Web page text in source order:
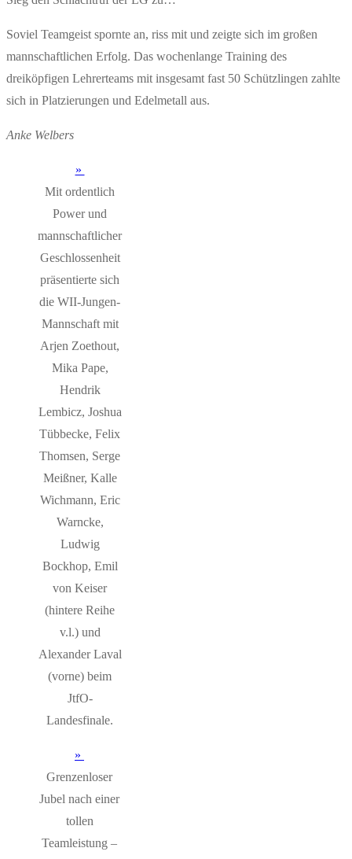
Soviel Teamgeist spornte an, riss mit und zeigte sich im großen
mannschaftlichen Erfolg. Das wochenlange Training des
dreiköpfigen Lehrerteams mit insgesamt fast 50 Schützlingen zahlte
sich in Platzierungen und Edelmetall aus.
Anke Welbers
Mit ordentlich
Power und
mannschaftlicher
Geschlossenheit
präsentierte sich
die WII-Jungen-
Mannschaft mit
Arjen Zoethout,
Mika Pape,
Hendrik
Lembicz, Joshua
Tübbecke, Felix
Thomsen, Serge
Meißner, Kalle
Wichmann, Eric
Warncke,
Ludwig
Bockhop, Emil
von Keiser
(hintere Reihe
v.l.) und
Alexander Laval
(vorne) beim
JtfO-
Landesfinale.
Grenzenloser
Jubel nach einer
tollen
Teamleistung –